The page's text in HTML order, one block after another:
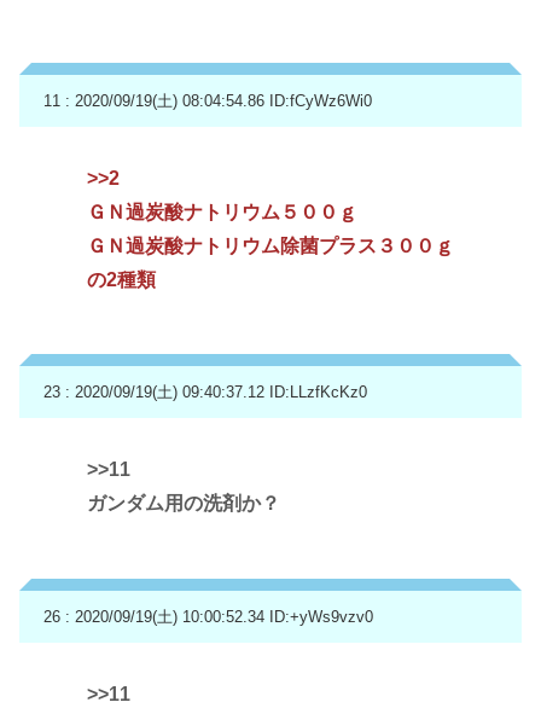
11 : 2020/09/19(土) 08:04:54.86 ID:fCyWz6Wi0
>>2
ＧＮ過炭酸ナトリウム５００ｇ
ＧＮ過炭酸ナトリウム除菌プラス３００ｇ
の2種類
23 : 2020/09/19(土) 09:40:37.12 ID:LLzfKcKz0
>>11
ガンダム用の洗剤か？
26 : 2020/09/19(土) 10:00:52.34 ID:+yWs9vzv0
>>11